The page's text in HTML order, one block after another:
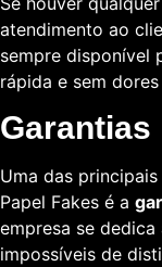
atendimento ao
sempre disponível
rápida e sem
Garantias
Uma das
Papel Fakes é a
empresa se
impossíveis de